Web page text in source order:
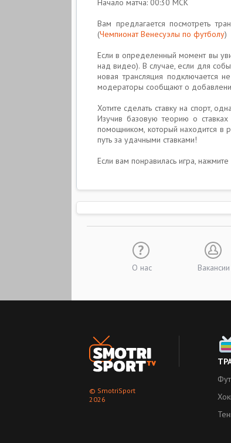
Начало матча: 00:30 МСК
Вам предлагается посмотреть
(Чемпионат Венесуэлы по футболу)
Если в определенный момент вы
над видео). В случае, если для
новая трансляция подключается
модераторы сообщают о
Хотите сделать ставку на спорт,
Изучив базовую теорию о
помощником, который находится в
путь за удачными ставками!
Если вам понравилась игра,
О нас Вакансии
© SmotriSport
2026